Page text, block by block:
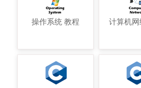
操作系统 教程 计算机网